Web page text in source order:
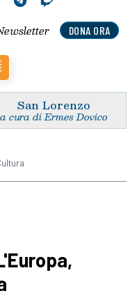
DONA ORA
San Lorenzo
a cura di Ermes Dovico